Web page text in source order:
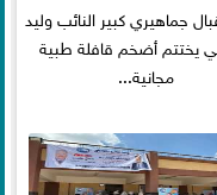
جماهيري كبير النائب وليد
يختتم أضخم قافلة طبية
مجانية...